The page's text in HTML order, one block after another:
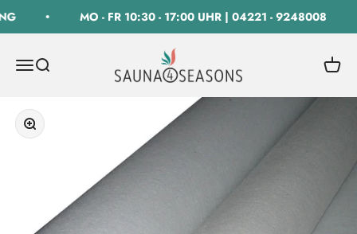
MO - FR 10:30 - 17:00 UHR | 04221 - 9248008
Navigationsmenü öffnen
Suche öffnen
SAUNA 4 SEASONS GmbH
Bild vergrößern